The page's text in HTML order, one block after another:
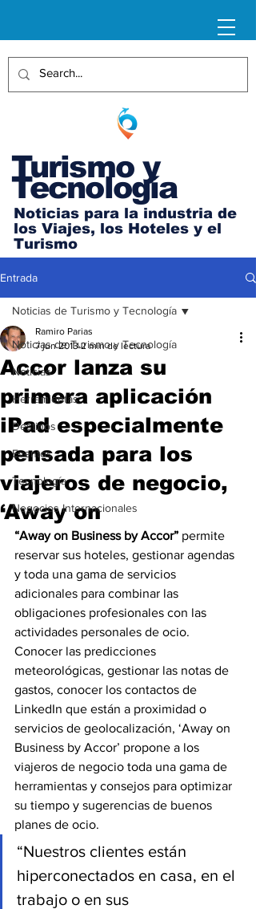
Turismo y
Tecnología
Noticias para la industria de
los Viajes, los Hoteles y el
Turismo
Entrada
Noticias de Turismo y Tecnología
Noticias
Herramientas
Destinos
Eventos
Tecnología
Negocios Internacionales
Noticias de Turismo y Tecnología
Accor lanza su
primera aplicación
iPad especialmente
pensada para los
viajeros de negocio,
‘Away on
Ramiro Parias
7 jun 2013 2 min de lectura
“Away on Business by Accor” permite
reservar sus hoteles, gestionar agendas
y toda una gama de servicios
adicionales para combinar las
obligaciones profesionales con las
actividades personales de ocio.
Conocer las predicciones
meteorológicas, gestionar las notas de
gastos, conocer los contactos de
LinkedIn que están a proximidad o
servicios de geolocalización, ‘Away on
Business by Accor’ propone a los
viajeros de negocio toda una gama de
herramientas y consejos para optimizar
su tiempo y sugerencias de buenos
planes de ocio.
“Nuestros clientes están
hiperconectados en casa, en el
trabajo o en sus